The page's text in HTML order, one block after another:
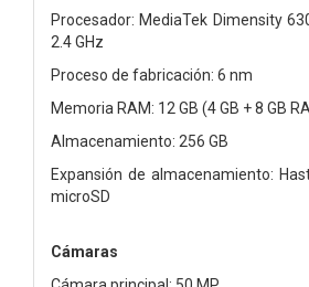
Procesador: MediaTek Dimensity
2.4 GHz
Proceso de fabricación: 6 nm
Memoria RAM: 12 GB (4 GB + 8 GB
Almacenamiento: 256 GB
Expansión de almacenamiento:
microSD
Cámaras